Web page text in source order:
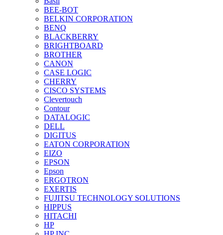
BEE-BOT
BELKIN CORPORATION
BENQ
BLACKBERRY
BRIGHTBOARD
BROTHER
CANON
CASE LOGIC
CHERRY
CISCO SYSTEMS
Clevertouch
Contour
DATALOGIC
DELL
DIGITUS
EATON CORPORATION
EIZO
EPSON
Epson
ERGOTRON
EXERTIS
FUJITSU TECHNOLOGY SOLUTIONS
HIPPUS
HITACHI
HP